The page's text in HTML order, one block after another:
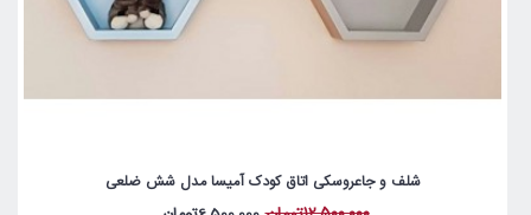
شلف و جاعروسکی اتاق کودک آمیسا مدل شش ضلعی